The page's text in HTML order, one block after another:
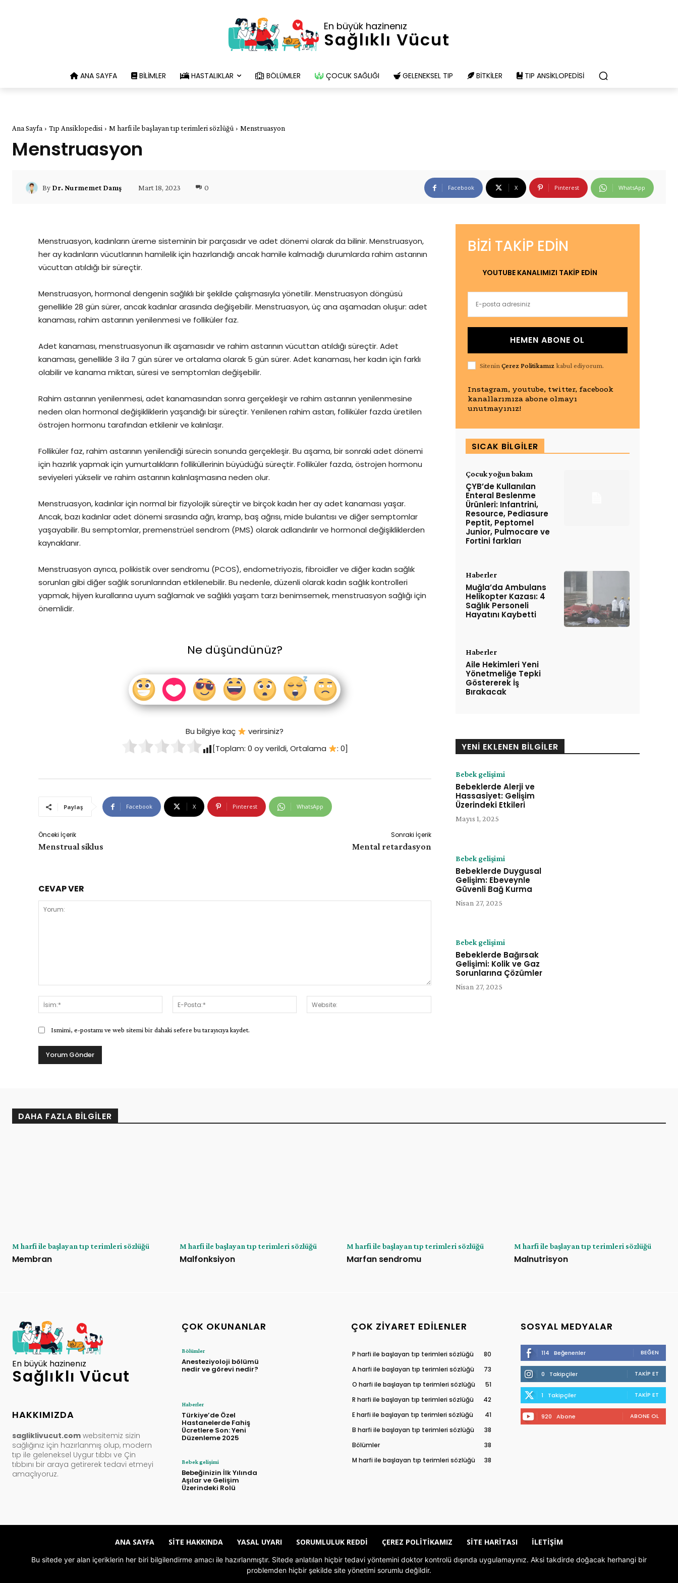
En büyük hazinenız
Sağlıklı Vücut
ANA SAYFA BILIMLER HASTALIKLAR BÖLÜMLER ÇOCUK SAĞLIĞI GELENEKSEL TIP BITKILER TIP ANSIKLOPEDISI
Ana Sayfa Tıp Ansiklopedisi M harfi ile başlayan tıp terimleri sözlüğü Menstruasyon
Menstruasyon
By Dr. Nurmemet Danış Mart 18, 2023 0 Facebook X Pinterest WhatsApp
Menstruasyon, kadınların üreme sisteminin bir parçasıdır ve adet dönemi olarak da bilinir. Menstruasyon,
her ay kadınların vücutlarının hamilelik için hazırlandığı ancak hamile kalmadığı durumlarda rahim astarının
vücuttan atıldığı bir süreçtir.
Menstruasyon, hormonal dengenin sağlıklı bir şekilde çalışmasıyla yönetilir. Menstruasyon döngüsü
genellikle 28 gün sürer, ancak kadınlar arasında değişebilir. Menstruasyon, üç ana aşamadan oluşur: adet
kanaması, rahim astarının yenilenmesi ve folliküler faz.
Adet kanaması, menstruasyonun ilk aşamasıdır ve rahim astarının vücuttan atıldığı süreçtir. Adet
kanaması, genellikle 3 ila 7 gün sürer ve ortalama olarak 5 gün sürer. Adet kanaması, her kadın için farklı
olabilir ve kanama miktarı, süresi ve semptomları değişebilir.
Rahim astarının yenilenmesi, adet kanamasından sonra gerçekleşir ve rahim astarının yenilenmesine
neden olan hormonal değişikliklerin yaşandığı bir süreçtir. Yenilenen rahim astarı, folliküler fazda üretilen
östrojen hormonu tarafından etkilenir ve kalınlaşır.
Folliküler faz, rahim astarının yenilendiği sürecin sonunda gerçekleşir. Bu aşama, bir sonraki adet dönemi
için hazırlık yapmak için yumurtalıkların folliküllerinin büyüdüğü süreçtir. Folliküler fazda, östrojen hormonu
seviyeleri yükselir ve rahim astarının kalınlaşmasına neden olur.
Menstruasyon, kadınlar için normal bir fizyolojik süreçtir ve birçok kadın her ay adet kanaması yaşar.
Ancak, bazı kadınlar adet dönemi sırasında ağrı, kramp, baş ağrısı, mide bulantısı ve diğer semptomlar
yaşayabilir. Bu semptomlar, premenstrüel sendrom (PMS) olarak adlandırılır ve hormonal değişikliklerden
kaynaklanır.
Menstruasyon ayrıca, polikistik over sendromu (PCOS), endometriyozis, fibroidler ve diğer kadın sağlık
sorunları gibi diğer sağlık sorunlarından etkilenebilir. Bu nedenle, düzenli olarak kadın sağlık kontrolleri
yapmak, hijyen kurallarına uyum sağlamak ve sağlıklı yaşam tarzı benimsemek, menstruasyon sağlığı için
önemlidir.
Ne düşündünüz?
Bu bilgiye kaç
verirsiniz?
[Toplam: 0 oy verildi, Ortalama : 0]
Paylaş Facebook X Pinterest WhatsApp
Önceki İçerik
Menstrual siklus
Sonraki İçerik
Mental retardasyon
CEVAP VER
İsim:*
Posta:*
Ismimi, e-postamı ve web sitemi bir dahaki sefere bu tarayıcıya kaydet.
BIZI TAKIP EDIN
YOUTUBE KANALIMIZI TAKİP EDİN
HEMEN ABONE OL
Sitenin Çerez Politikamızkabul ediyorum.
Instagram, youtube, twitter, facebook
kanallarımıza abone olmayı
unutmayınız!
SICAK BILGILER
Çocuk yoğun bakım
ÇYB’de Kullanılan
Enteral Beslenme
Ürünleri: Infantrini,
Resource, Pediasure
Peptit, Peptomel
Junior, Pulmocare ve
Fortini farkları
Haberler
Muğla’da Ambulans
Helikopter Kazası: 4
Sağlık Personeli
Hayatını Kaybetti
Haberler
Aile Hekimleri Yeni
Yönetmeliğe Tepki
Göstererek İş
Bırakacak
YENI EKLENEN BILGILER
Bebek gelişimi
Bebeklerde Alerji ve
Hassasiyet: Gelişim
Üzerindeki Etkileri
Mayıs 1, 2025
Bebek gelişimi
Bebeklerde Duygusal
Gelişim: Ebeveynle
Güvenli Bağ Kurma
Nisan 27, 2025
Bebek gelişimi
Bebeklerde Bağırsak
Gelişimi: Kolik ve Gaz
Sorunlarına Çözümler
Nisan 27, 2025
DAHA FAZLA BILGILER
M harfi ile başlayan tıp terimleri sözlüğü
Membran
M harfi ile başlayan tıp terimleri sözlüğü
Malfonksiyon
M harfi ile başlayan tıp terimleri sözlüğü
Marfan sendromu
M harfi ile başlayan tıp terimleri sözlüğü
Malnutrisyon
En büyük hazinenız
Sağlıklı Vücut
HAKKIMIZDA
sagliklivucut.com websitemiz sizin
sağlığınız için hazırlanmış olup, modern
tıp ile geleneksel Uygur tıbbı ve Çin
tıbbını bir araya getirerek tedavi etmeyi
amaçlıyoruz.
ÇOK OKUNANLAR
Bölümler
Anesteziyoloji bölümü
nedir ve görevi nedir?
Haberler
Türkiye’de Özel
Hastanelerde Fahiş
Ücretlere Son: Yeni
Düzenleme 2025
Bebek gelişimi
Bebeğinizin İlk Yılında
Aşılar ve Gelişim
Üzerindeki Rolü
ÇOK ZIYARET EDILENLER
P harfi ile başlayan tıp terimleri sözlüğü
80
A harfi ile başlayan tıp terimleri sözlüğü
73
O harfi ile başlayan tıp terimleri sözlüğü
51
R harfi ile başlayan tıp terimleri sözlüğü
42
E harfi ile başlayan tıp terimleri sözlüğü
41
B harfi ile başlayan tıp terimleri sözlüğü
38
Bölümler
38
M harfi ile başlayan tıp terimleri sözlüğü
38
SOSYAL MEDYALAR
114 Beğenenler BEĞEN
0 Takipçiler TAKIP ET
1 Takipçiler TAKIP ET
920 Abone ABONE OL
ANA SAYFA SITE HAKKINDA YASAL UYARI SORUMLULUK REDDI ÇEREZ POLITIKAMIZ SITE HARITASI İLETIŞIM
Bu sitede yer alan içeriklerin her biri bilgilendirme amacı ile hazırlanmıştır. Sitede anlatılan hiçbir tedavi yöntemini doktor kontrolü dışında uygulamayınız. Aksi takdirde doğacak herhangi bir
problemden hiçbir şekilde site yönetimi sorumlu değildir.